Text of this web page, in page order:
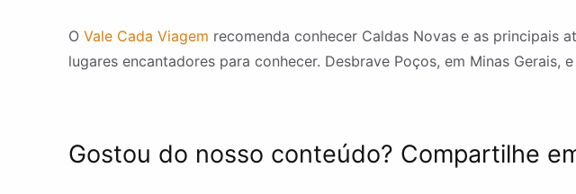
O Vale Cada Viagem recomenda conhecer Caldas Novas e as principais
lugares encantadores para conhecer. Desbrave Poços, em Minas Gerais,
Gostou do nosso conteúdo? Compartilhe